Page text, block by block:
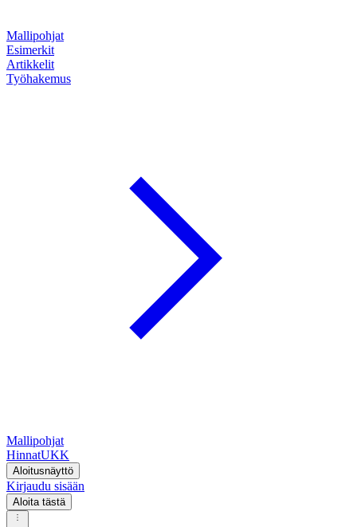
Mallipohjat
Esimerkit
Artikkelit
Työhakemus
Mallipohjat
HinnatUKK
Aloitusnäyttö
Kirjaudu sisään
Aloita tästä